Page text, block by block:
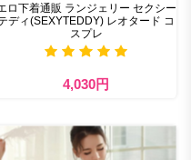
ロ下着通販 ランジェリー セクシー
ディ(SEXYTEDDY) レオタード コ
スプレ
4,030円